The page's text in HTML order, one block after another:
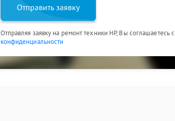
Отправить заявку
Отправляя заявку на ремонт техники HP, Вы соглашаетесь с
конфиденциальности